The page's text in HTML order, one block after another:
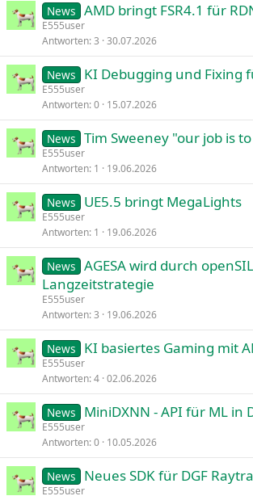
News AMD bringt FSR4.1 für
E555user
Antworten 3 30.07.2026
News KI Debugging und Fixing
E555user
Antworten 0 15.07.2026
News Tim Sweeney "our job is
E555user
Antworten 1 19.06.2026
News UE5.5 bringt MegaLights
E555user
Antworten 1 19.06.2026
News AGESA wird durch
Langzeitstrategie
E555user
Antworten 3 19.06.2026
News KI basiertes Gaming mit
E555user
Antworten 4 02.06.2026
News MiniDXNN - API für ML in
E555user
Antworten 0 10.05.2026
News Neues SDK für DGF
E555user